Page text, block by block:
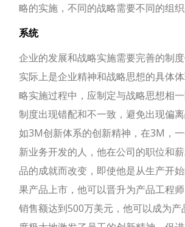
略的实施，不同的战略需要不同的组
系统
企业的发展和战略实施需要完善的制
实际上是企业精神和战略思想的具体
略实施过程中，应制定与战略思想相
制度出现错配和不一致，避免出现偏
如3M创新体系的创新精神，在3M，
新业务开发的人，他在公司的职位和
品的成就而改变，即使他是从生产开
果产品上市，他可以晋升为产品工程
销售额达到500万美元，他可以成为产